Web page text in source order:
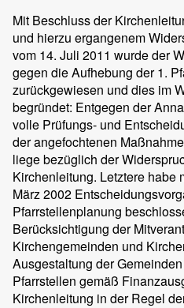
Mit Beschluss der
und hierzu ergangenem
vom 14. Juli 2011 wurde der
gegen die Aufhebung der 1.
zurückgewiesen und dies im
begründet: Entgegen der
volle Prüfungs- und
der angefochtenen
liege bezüglich der
Kirchenleitung. Letztere habe
März 2002
Pfarrstellenplanung
Berücksichtigung der
Kirchengemeinden und
Ausgestaltung der
Pfarrstellen gemäß
Kirchenleitung in der Regel